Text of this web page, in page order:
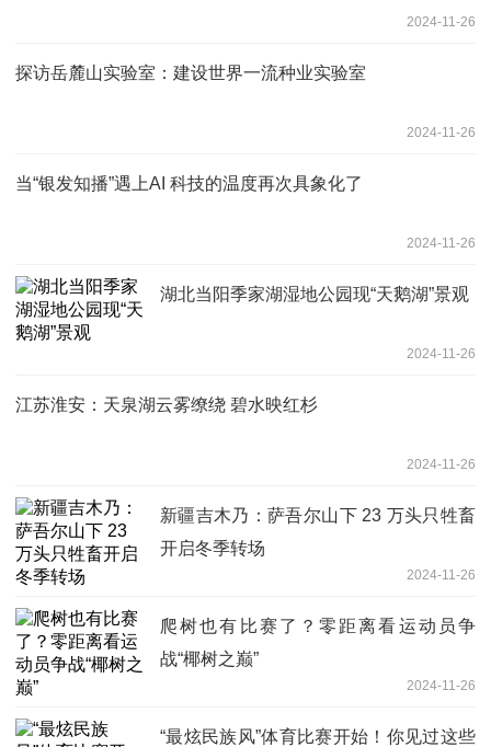
2024-11-26
探访岳麓山实验室：建设世界一流种业实验室
2024-11-26
当“银发知播”遇上AI 科技的温度再次具象化了
2024-11-26
湖北当阳季家湖湿地公园现“天鹅湖”景观
2024-11-26
江苏淮安：天泉湖云雾缭绕 碧水映红杉
2024-11-26
新疆吉木乃：萨吾尔山下 23 万头只牲畜
开启冬季转场
2024-11-26
爬树也有比赛了？零距离看运动员争
战“椰树之巅”
2024-11-26
“最炫民族风”体育比赛开始！你见过这些